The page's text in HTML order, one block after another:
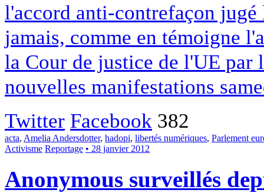
l'accord anti-contrefaçon
jamais, comme en témoigne
la Cour de justice de l'UE par
nouvelles manifestations
Twitter Facebook 382
acta, Amelia Andersdotter, hadopi, libertés numériques, Parlement
Activisme Reportage • 28 janvier 2012
Anonymous surveillés